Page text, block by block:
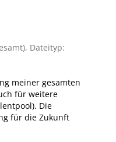
Dateityp:
meiner gesamten
für weitere
Die
für die Zukunft